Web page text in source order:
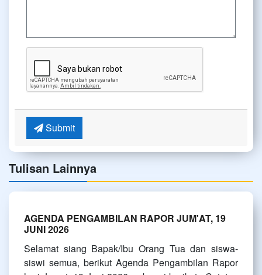
Submit
Tulisan Lainnya
AGENDA PENGAMBILAN RAPOR JUM'AT, 19
JUNI 2026
Selamat siang Bapak/Ibu Orang Tua dan siswa-
siswi semua, berikut Agenda Pengambilan Rapor